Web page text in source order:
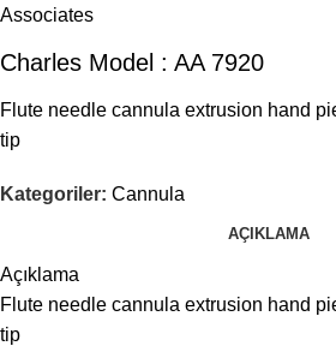
Charles Model : AA 7920
Flute needle cannula extrusion hand
tip
Kategoriler: Cannula
AÇIKLAMA
Açıklama
Flute needle cannula extrusion hand
tip